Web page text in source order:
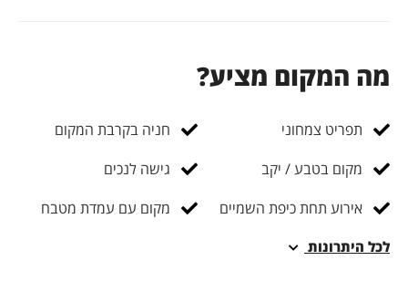
03-3035060
המקום מציע?
תפריט צמחוני
חניה בקרבת המקום
מקום בטבע / יקב
גישה לנכים
אירוע תחת כיפת השמיים
מקום עם עמדת מטבח
היתרונות